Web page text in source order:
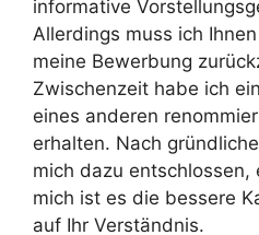
informative
Allerdings muss ich
meine Bewerbung
Zwischenzeit habe ich
eines anderen
erhalten. Nach
mich dazu entschlossen,
mich ist es die bessere
auf Ihr Verständnis.